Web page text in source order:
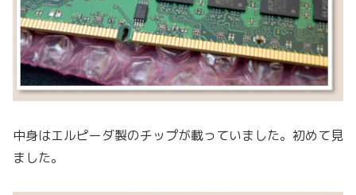
中身はエルピーダ製のチップが載っていました。初めて見
ました。